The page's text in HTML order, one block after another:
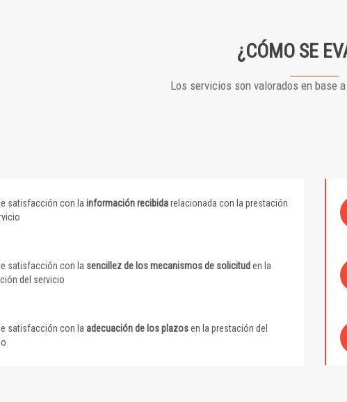
¿CÓMO SE
Los servicios son valorados en base
satisfacción con la información recibidarelacionada con la prestación
satisfacción con la sencillez de los mecanismos de solicitud en la
del servicio
satisfacción con la adecuación de los plazosen la prestación del